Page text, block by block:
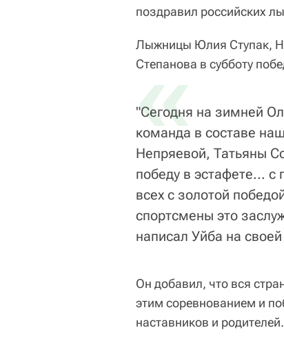
поздравил российских
Лыжницы Юлия Ступак,
Степанова в субботу
«
"Сегодня на зимней
команда в составе
Непряевой, Татьяны
победу в эстафете...
всех с золотой
спортсмены это
написал Уйба на
Он добавил, что вся
этим соревнованием и
наставников и родителей.